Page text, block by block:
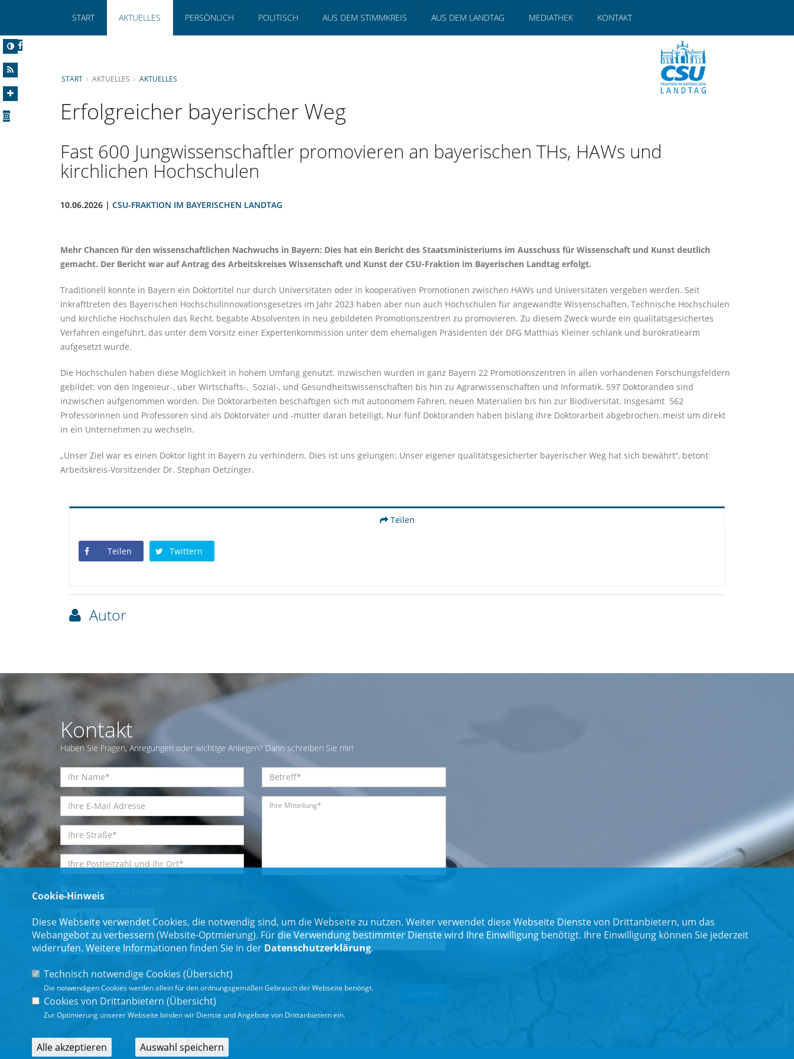
START AKTUELLES PERSÖNLICH POLITISCH AUS DEM STIMMKREIS AUS DEM LANDTAG MEDIATHEK KONTAKT
START AKTUELLES AKTUELLES
Erfolgreicher bayerischer Weg
Fast 600 Jungwissenschaftler promovieren an bayerischen THs, HAWs und
kirchlichen Hochschulen
10.06.2026 | CSU-FRAKTION IM BAYERISCHEN LANDTAG
Mehr Chancen für den wissenschaftlichen Nachwuchs in Bayern: Dies hat ein Bericht des Staatsministeriums im Ausschuss für Wissenschaft und Kunst deutlich
gemacht. Der Bericht war auf Antrag des Arbeitskreises Wissenschaft und Kunst der CSU-Fraktion im Bayerischen Landtag erfolgt.
Traditionell konnte in Bayern ein Doktortitel nur durch Universitäten oder in kooperativen Promotionen zwischen HAWs und Universitäten vergeben werden. Seit
Inkrafttreten des Bayerischen Hochschulinnovationsgesetzes im Jahr 2023 haben aber nun auch Hochschulen für angewandte Wissenschaften, Technische Hochschulen
und kirchliche Hochschulen das Recht, begabte Absolventen in neu gebildeten Promotionszentren zu promovieren. Zu diesem Zweck wurde ein qualitätsgesichertes
Verfahren eingeführt, das unter dem Vorsitz einer Expertenkommission unter dem ehemaligen Präsidenten der DFG Matthias Kleiner schlank und bürokratiearm
aufgesetzt wurde.
Die Hochschulen haben diese Möglichkeit in hohem Umfang genutzt. Inzwischen wurden in ganz Bayern 22 Promotionszentren in allen vorhandenen Forschungsfeldern
gebildet: von den Ingenieur-, über Wirtschafts-, Sozial-, und Gesundheitswissenschaften bis hin zu Agrarwissenschaften und Informatik. 597 Doktoranden sind
inzwischen aufgenommen worden. Die Doktorarbeiten beschäftigen sich mit autonomem Fahren, neuen Materialien bis hin zur Biodiversität. Insgesamt 562
Professorinnen und Professoren sind als Doktorväter und -mütter daran beteiligt. Nur fünf Doktoranden haben bislang ihre Doktorarbeit abgebrochen, meist um direkt
in ein Unternehmen zu wechseln.
Unser Ziel war es einen Doktor light in Bayern zu verhindern. Dies ist uns gelungen: Unser eigener qualitätsgesicherter bayerischer Weg hat sich bewährt“, betont
Arbeitskreis-Vorsitzender Dr. Stephan Oetzinger.
Teilen
Teilen Twittern
Autor
Kontakt
Haben Sie Fragen, Anregungen oder wichtige Anliegen? Dann schreiben Sie mir!
Einwilligungserklärung
Bitte geben Sie den Code ein:
* Pflichtfeld
Cookie-Hinweis
Diese Webseite verwendet Cookies, die notwendig sind, um die Webseite zu nutzen. Weiter verwendet diese Webseite Dienste von Drittanbietern, um das
Webangebot zu verbessern (Website-Optmierung). Für die Verwendung bestimmter Dienste wird Ihre Einwilligung benötigt. Ihre Einwilligung können Sie jederzeit
widerrufen. Weitere Informationen finden Sie in der Datenschutzerklärung.
Technisch notwendige Cookies (Übersicht)
Die notwendigen Cookies werden allein für den ordnungsgemäßen Gebrauch der Webseite benötigt.
Cookies von Drittanbietern (Übersicht)
Zur Optimierung unserer Webseite binden wir Dienste und Angebote von Drittanbietern ein.
Alle akzeptieren Auswahl speichern